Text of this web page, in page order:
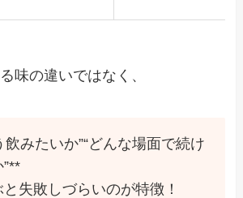
味の違いではなく、
飲みたいか”“どんな場面で続け
失敗しづらいのが特徴！